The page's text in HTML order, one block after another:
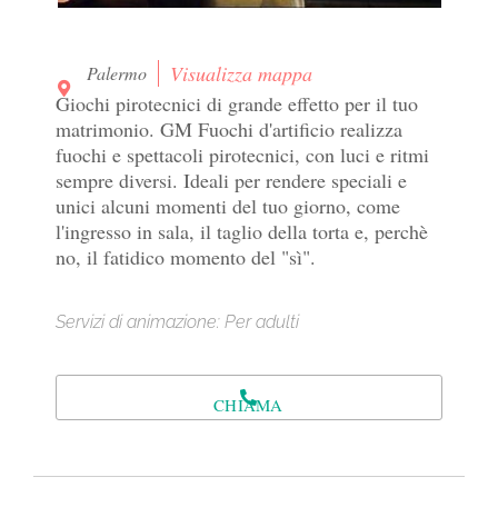
Palermo
Visualizza mappa
Giochi pirotecnici di grande effetto per il tuo
matrimonio. GM Fuochi d'artificio realizza
fuochi e spettacoli pirotecnici, con luci e ritmi
sempre diversi. Ideali per rendere speciali e
unici alcuni momenti del tuo giorno, come
l'ingresso in sala, il taglio della torta e, perchè
no, il fatidico momento del "sì".
Servizi di animazione: Per adulti
CHIAMA